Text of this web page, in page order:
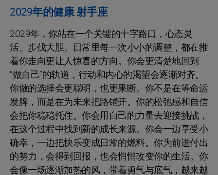
2029年的健康 射手座
2029年，你站在一个关键的十字路口，心态灵
活、步伐大胆。日常里每一次小小的调整，都在推
着你走向更让人惊喜的方向。你会更清楚地回到
“做自己”的轨道，行动和内心的渴望会逐渐对齐。
你做的选择会更聪明，也更果断。你不是在等命运
发牌，而是在为未来把路铺开。你的松弛感和自信
会把你稳稳托住。你会用自己的力量去迎接挑战，
在这个过程中找到新的成长来源。你会一边享受小
确幸，一边把快乐变成日常的燃料。你为前进付出
的努力，会得到回报，也会悄悄改变你的生活。你
会像一场逐渐加热的风，带着勇气与底气，越来越